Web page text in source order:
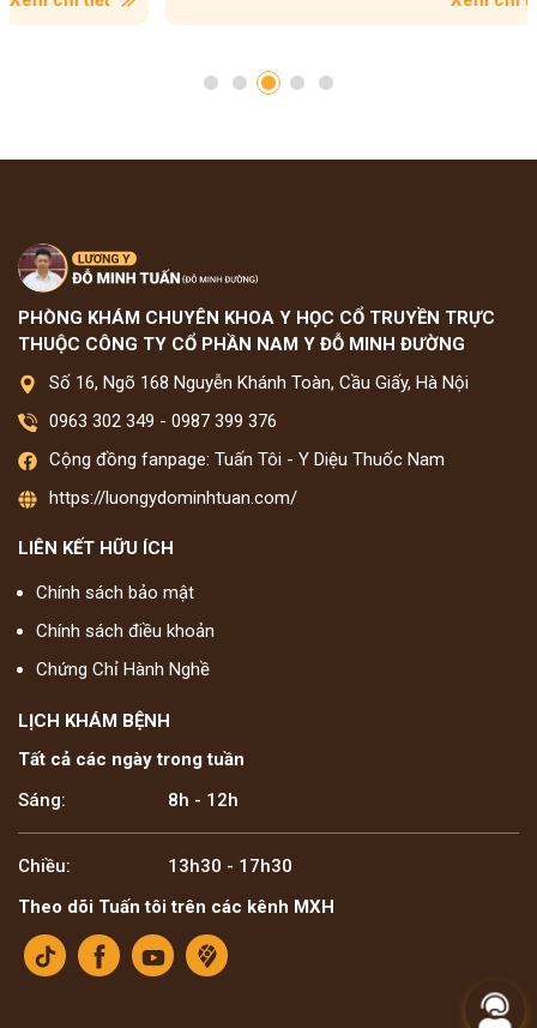
PHÒNG KHÁM CHUYÊN KHOA Y HỌC CỔ TRUYỀN TRỰC
THUỘC CÔNG TY CỔ PHẦN NAM Y ĐỖ MINH ĐƯỜNG
Số 16, Ngõ 168 Nguyễn Khánh Toàn, Cầu Giấy, Hà Nội
0963 302 349 - 0987 399 376
Cộng đồng fanpage: Tuấn Tôi - Y Diệu Thuốc Nam
https://luongydominhtuan.com/
LIÊN KẾT HỮU ÍCH
Chính sách bảo mật
Chính sách điều khoản
Chứng Chỉ Hành Nghề
LỊCH KHÁM BỆNH
Tất cả các ngày trong tuần
Sáng:
8h - 12h
Chiều:
13h30 - 17h30
Theo dõi Tuấn tôi trên các kênh MXH